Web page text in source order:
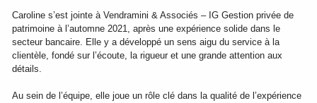
Caroline s’est jointe à Vendramini & Associés – IG Gestion privée de
patrimoine à l’automne 2021, après une expérience solide dans le
secteur bancaire. Elle y a développé un sens aigu du service à la
clientèle, fondé sur l’écoute, la rigueur et une grande attention aux
détails.
Au sein de l’équipe, elle joue un rôle clé dans la qualité de l’expérience